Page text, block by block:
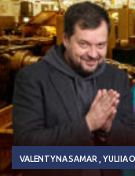
VALENTYNA SAMAR YULIIA